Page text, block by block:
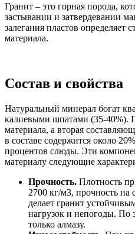
Гранит – это горная порода,
застывании и затвердевании
залегания пластов определяет
материала.
Состав и свойства
Натуральный минерал богат
калиевыми шпатами (35-40%).
материала, а вторая
в составе содержится около
процентов слюды. Эти
материалу следующие
Прочность. Плотность
2700 кг/м3, прочность
делает гранит
нагрузок и непогоды. По
только алмазу.